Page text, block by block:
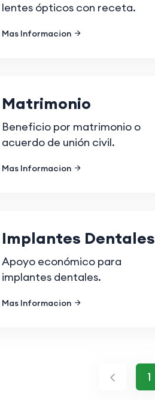
lentes ópticos con receta.
Mas Informacion
Matrimonio
Beneficio por matrimonio o
acuerdo de unión civil.
Mas Informacion
Implantes Dentales
Apoyo económico para
implantes dentales.
Mas Informacion
1